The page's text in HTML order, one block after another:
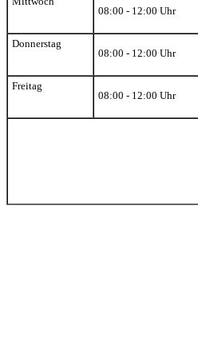
08:00 - 12:00 Uhr
Donnerstag
08:00 - 12:00 Uhr
Freitag
08:00 - 12:00 Uhr